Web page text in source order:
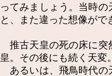
ってみましょう。当時
と、また違った想像が
推古天皇の死の床に突
皇。その後にも続く天変
あるいは、飛鳥時代の